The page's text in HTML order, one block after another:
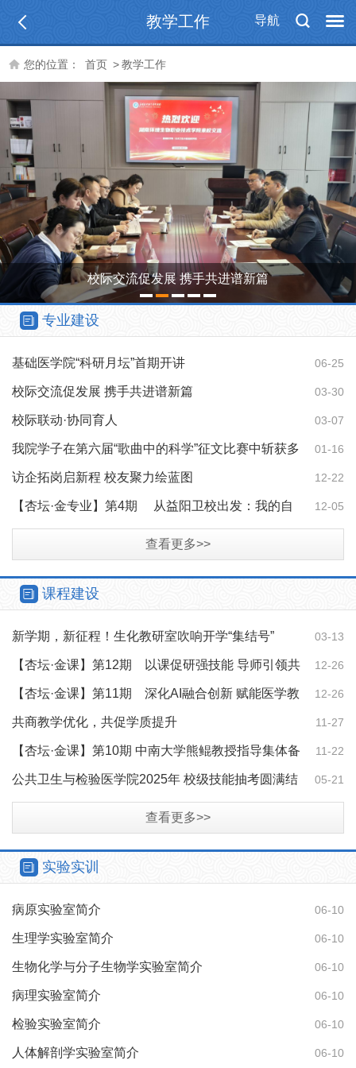
导航
教学工作
您的位置： 首页 >教学工作
校际交流促发展 携手共进谱新篇
1
2 3 4 5
专业建设
06-25
基础医学院“科研月坛”首期开讲
03-30
校际交流促发展 携手共进谱新篇
03-07
校际联动·协同育人
01-16
我院学子在第六届“歌曲中的科学”征文比赛中斩获多
项市级奖 12-22
访企拓岗启新程 校友聚力绘蓝图
12-05
【杏坛·金专业】第4期 从益阳卫校出发：我的自
查看更多>>
课程建设
03-13
新学期，新征程！生化教研室吹响开学“集结号”
12-26
【杏坛·金课】第12期 以课促研强技能 导师引领共
成长 12-26
【杏坛·金课】第11期 深化AI融合创新 赋能医学教
育未来 11-27
共商教学优化，共促学质提升
11-22
【杏坛·金课】第10期 中南大学熊鲲教授指导集体备
课 05-21
公共卫生与检验医学院2025年 校级技能抽考圆满结
查看更多>>
实验实训
06-10
病原实验室简介
06-10
生理学实验室简介
06-10
生物化学与分子生物学实验室简介
06-10
病理实验室简介
06-10
检验实验室简介
06-10
人体解剖学实验室简介